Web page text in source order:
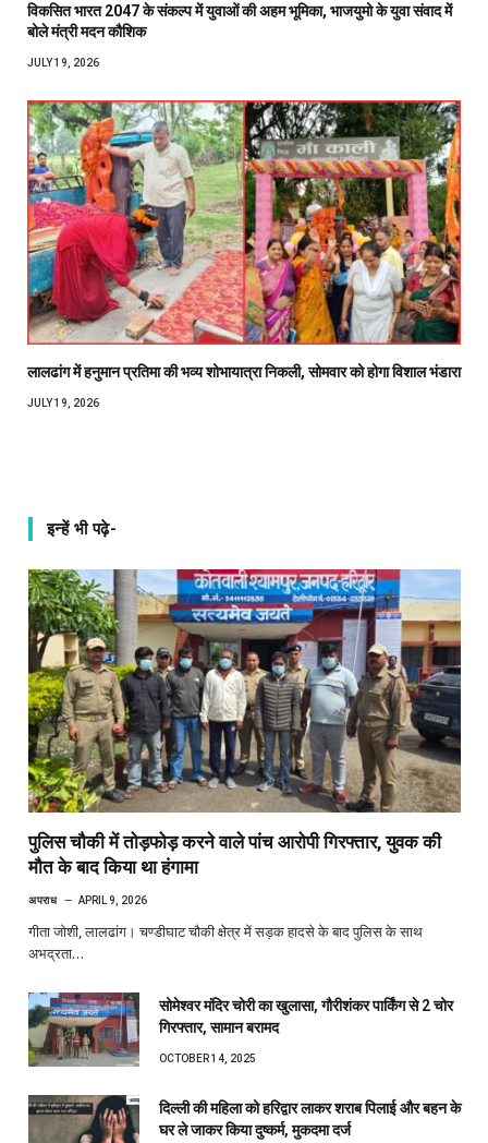
विकसित भारत 2047 के संकल्प में युवाओं की अहम भूमिका, भाजयुमो के युवा संवाद में
बोले मंत्री मदन कौशिक
JULY 19, 2026
लालढांग में हनुमान प्रतिमा की भव्य शोभायात्रा निकली, सोमवार को होगा विशाल भंडारा
JULY 19, 2026
इन्हें भी पढ़े-
पुलिस चौकी में तोड़फोड़ करने वाले पांच आरोपी गिरफ्तार, युवक की
मौत के बाद किया था हंगामा
अपराध APRIL 9, 2026
गीता जोशी, लालढांग। चण्डीघाट चौकी क्षेत्र में सड़क हादसे के बाद पुलिस के साथ
अभद्रता…
सोमेश्वर मंदिर चोरी का खुलासा, गौरीशंकर पार्किंग से 2 चोर
गिरफ्तार, सामान बरामद
OCTOBER 14, 2025
दिल्ली की महिला को हरिद्वार लाकर शराब पिलाई और बहन के
घर ले जाकर किया दुष्कर्म, मुकदमा दर्ज